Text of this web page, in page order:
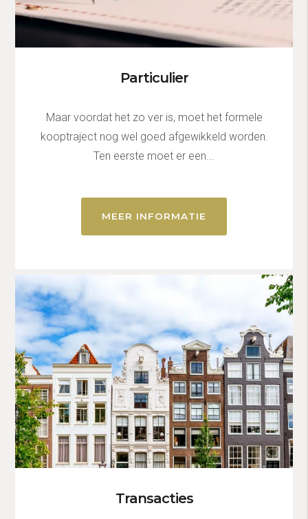
Particulier
Maar voordat het zo ver is, moet het formele
kooptraject nog wel goed afgewikkeld worden.
Ten eerste moet er een...
MEER INFORMATIE
Transacties